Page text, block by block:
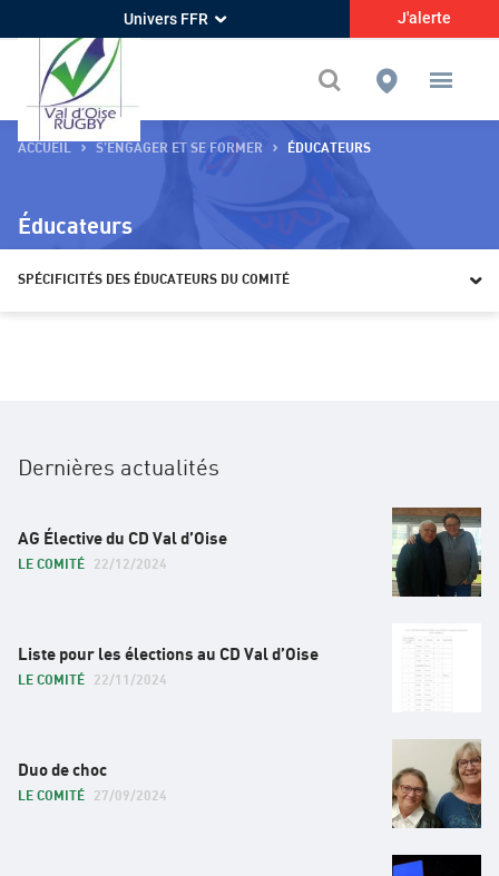
Univers FFR J'alerte
ACCUEIL S’ENGAGER ET SE FORMER ÉDUCATEURS
Éducateurs
SPÉCIFICITÉS DES ÉDUCATEURS DU COMITÉ
Devenir éducateur
Documents utiles
Dernières actualités
AG Élective du CD Val d’Oise
LE COMITÉ 22/12/2024
Liste pour les élections au CD Val d’Oise
LE COMITÉ 22/11/2024
Duo de choc
LE COMITÉ 27/09/2024